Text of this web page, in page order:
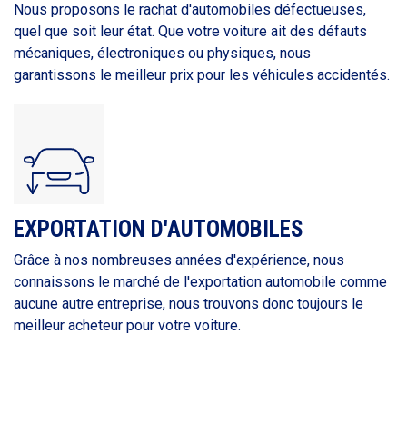
Nous proposons le rachat d'automobiles défectueuses,
quel que soit leur état. Que votre voiture ait des défauts
mécaniques, électroniques ou physiques, nous
garantissons le meilleur prix pour les véhicules accidentés.
EXPORTATION D'AUTOMOBILES
Grâce à nos nombreuses années d'expérience, nous
connaissons le marché de l'exportation automobile comme
aucune autre entreprise, nous trouvons donc toujours le
meilleur acheteur pour votre voiture.